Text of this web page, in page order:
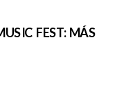
FEST: MÁS